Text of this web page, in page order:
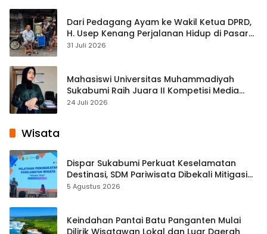
Dari Pedagang Ayam ke Wakil Ketua DPRD,
H. Usep Kenang Perjalanan Hidup di Pasar
Cisaat
31 Juli 2026
Mahasiswi Universitas Muhammadiyah
Sukabumi Raih Juara II Kompetisi Media
Pembelajaran Digital Tingkat Internasional
24 Juli 2026
Wisata
Dispar Sukabumi Perkuat Keselamatan
Destinasi, SDM Pariwisata Dibekali Mitigasi
hingga Teknik Evakuasi
5 Agustus 2026
Keindahan Pantai Batu Panganten Mulai